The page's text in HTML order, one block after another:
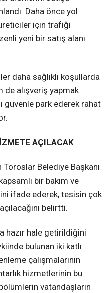
Daha önce yol
için trafiği
yeni bir satış alanı
daha sağlıklı koşullarda
de alışveriş yapmak
güvenle park ederek rahat
AÇILACAK
Toroslar Belediye Başkanı
bir bakım ve
ifade ederek, tesisin çok
belirtti.
hazır hale getirildiğini
bulunan iki katlı
çalışmalarının
hizmetlerinin bu
vatandaşların